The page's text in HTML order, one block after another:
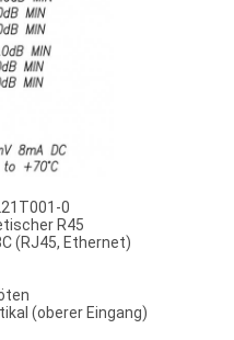
0
R45
(RJ45, Ethernet)
(oberer Eingang)